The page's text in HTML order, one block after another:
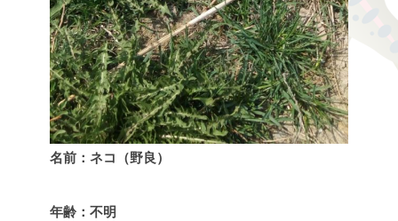
名前：ネコ（野良）
年齢：不明